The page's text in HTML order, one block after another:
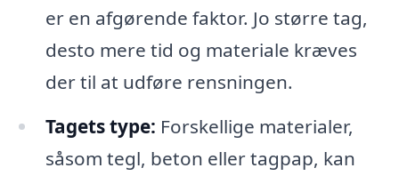
er en afgørende faktor. Jo større tag,
desto mere tid og materiale kræves
der til at udføre rensningen.
Tagets type: Forskellige materialer,
såsom tegl, beton eller tagpap, kan